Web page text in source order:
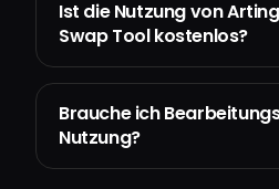
Ist die Nutzung von
Swap Tool kostenlos?
Brauche ich
Nutzung?